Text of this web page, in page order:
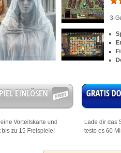
3-
EINLÖSEN
Vorteilskarte und
bis zu 15 Freispiele!
GRATIS
Lade dir das
teste es 60